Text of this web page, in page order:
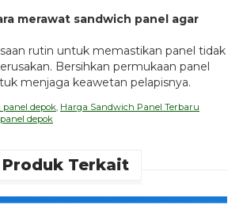
merawat sandwich panel agar
rutin untuk memastikan panel tidak
Bersihkan permukaan panel
menjaga keawetan pelapisnya.
depok Harga Sandwich Panel Terbaru
depok
Produk Terkait